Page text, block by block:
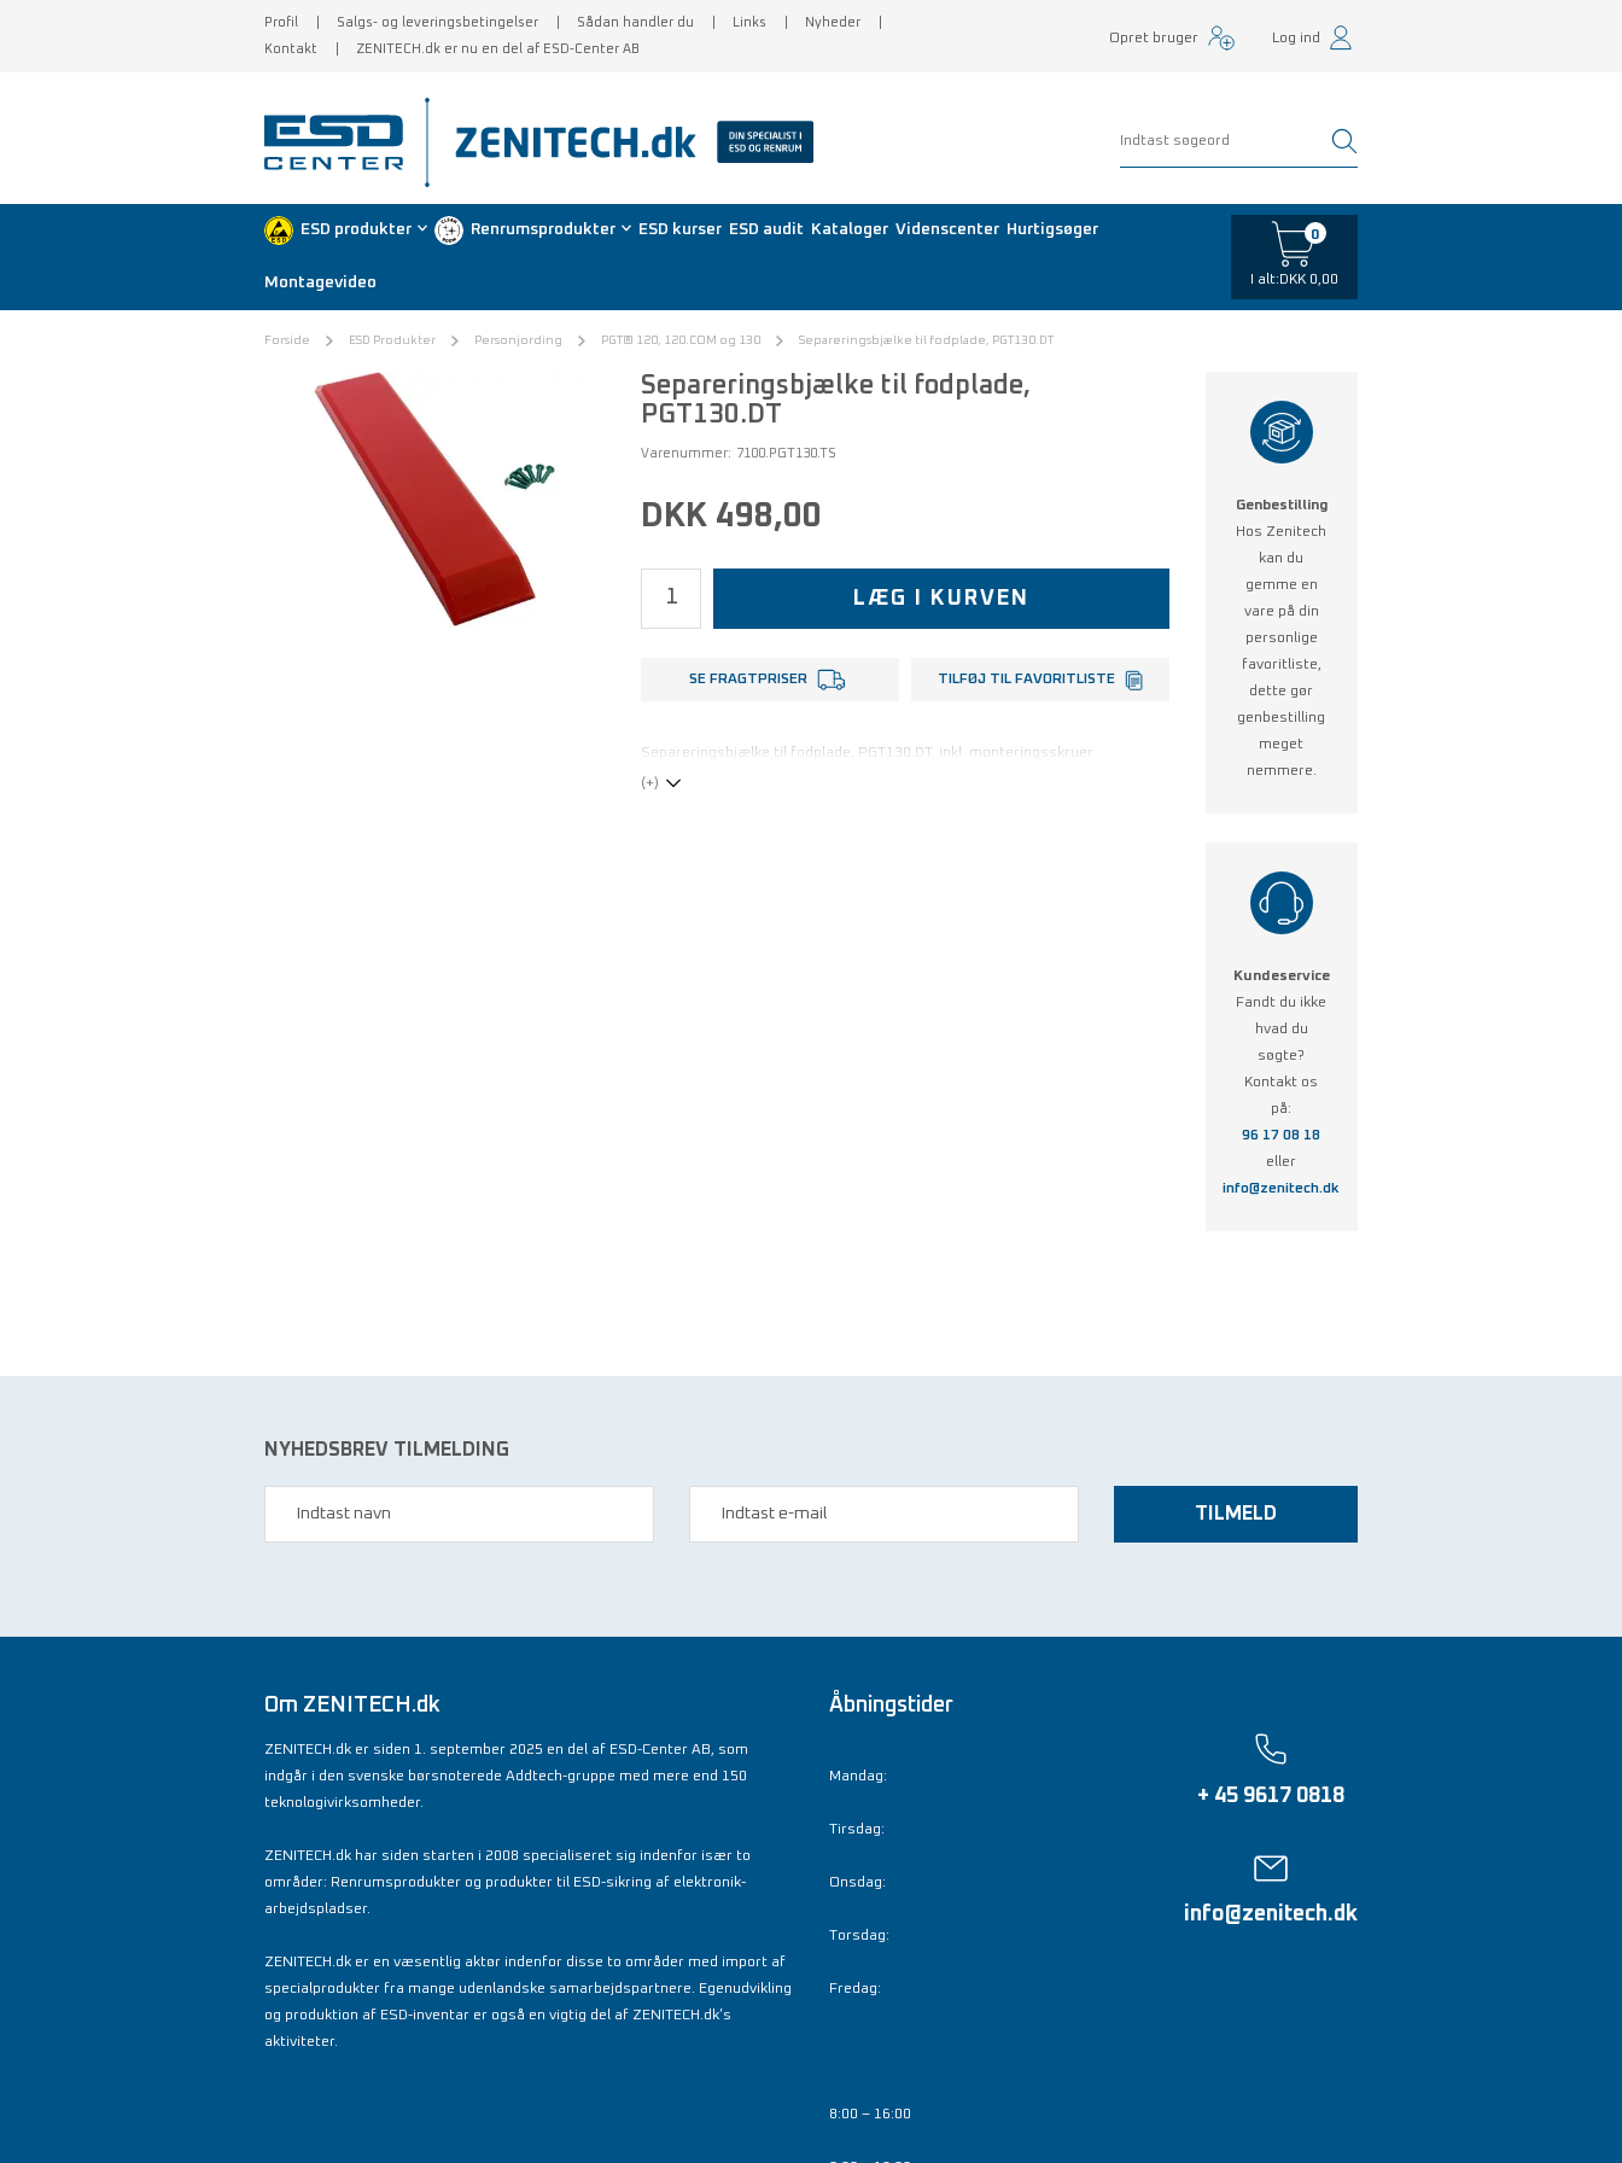
Profil Salgs- og leveringsbetingelser Sådan handler du Links
Nyheder
Kontakt
ZENITECH.dk er nu en del af ESD-Center AB
Opret bruger Log ind
ESD produkter Renrumsprodukter ESD kurser ESD audit Kataloger Videnscenter Hurtigsøger
Montagevideo
0
I alt: DKK 0,00
Forside ESD Produkter Personjording PGT® 120, 120.COM og 130 Separeringsbjælke til fodplade, PGT130.DT
Separeringsbjælke til fodplade,
PGT130.DT
Varenummer: 7100.PGT130.TS
DKK 498,00
LÆG I KURVEN
SE FRAGTPRISER TILFØJ TIL FAVORITLISTE
Separeringsbjælke til fodplade, PGT130.DT, inkl. monteringsskruer
(+)
Genbestilling
Hos Zenitech
kan du
gemme en
vare på din
personlige
favoritliste,
dette gør
genbestilling
meget
nemmere.
Kundeservice
Fandt du ikke
hvad du
søgte?
Kontakt os
på:
96 17 08 18
eller
info@zenitech.dk
NYHEDSBREV TILMELDING
TILMELD
Om ZENITECH.dk
ZENITECH.dk er siden 1. september 2025 en del af ESD-Center AB, som
indgår i den svenske børsnoterede Addtech-gruppe med mere end 150
teknologivirksomheder.
ZENITECH.dk har siden starten i 2008 specialiseret sig indenfor især to
områder: Renrumsprodukter og produkter til ESD-sikring af elektronik-
arbejdspladser.
ZENITECH.dk er en væsentlig aktør indenfor disse to områder med import af
specialprodukter fra mange udenlandske samarbejdspartnere. Egenudvikling
og produktion af ESD-inventar er også en vigtig del af ZENITECH.dk’s
aktiviteter.
Åbningstider
Mandag:
Tirsdag:
Onsdag:
Torsdag:
Fredag:
8:00 – 16:00
+ 45 9617 0818
info@zenitech.dk